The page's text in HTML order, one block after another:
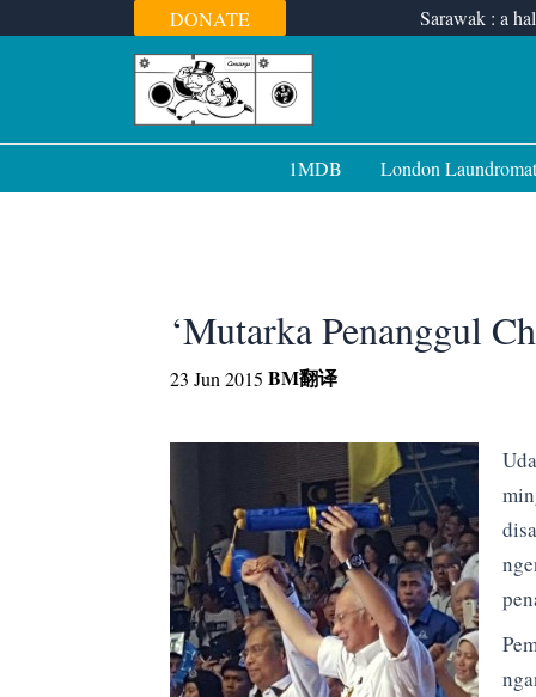
to
DONATE Sarawak : a
1MDB London Laundromat
‘Mutarka Penanggul
23 Jun 2015 BM翻译